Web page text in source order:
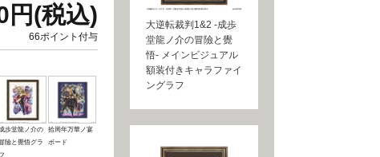
円(税込)
66ポイント付与
成歩堂龍ノ介の
冒險と覺悟グラ
フ
拾周年万華ノ宴
ボード
大逆転裁判1&2 -成歩
堂龍ノ介の冒險と覺
悟- メインビジュアル
額装付きキャラファイ
ングラフ